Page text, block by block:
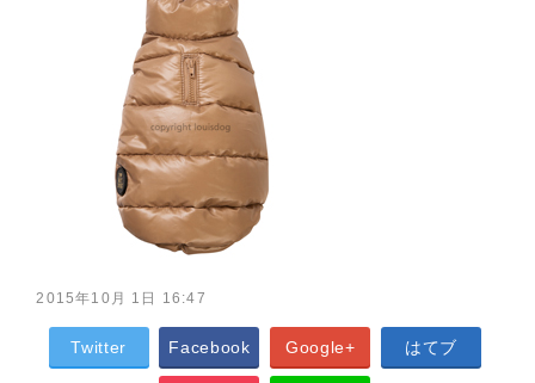
2015年10月 1日 16:47
Twitter Facebook Google+ はてブ